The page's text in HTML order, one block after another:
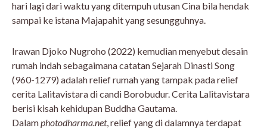
hari lagi dari waktu yang ditempuh utusan Cina bila hendak
sampai ke istana Majapahit yang sesungguhnya.
Irawan Djoko Nugroho (2022) kemudian menyebut desain
rumah indah sebagaimana catatan Sejarah Dinasti Song
(960-1279) adalah relief rumah yang tampak pada relief
cerita Lalitavistara di candi Borobudur. Cerita Lalitavistara
berisi kisah kehidupan Buddha Gautama.
Dalamphotodharma.net, relief yang di dalamnya terdapat